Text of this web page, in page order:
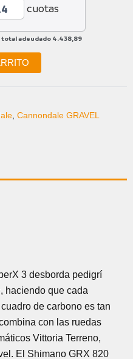
cuotas
adeudado 4.438,89
, Cannondale GRAVEL
3 desborda pedigrí
haciendo que cada
de carbono es tan
con las ruedas
Vittoria Terreno,
El Shimano GRX 820